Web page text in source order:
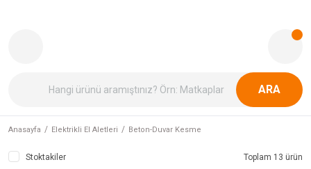
ARA
Anasayfa Elektrikli El Aletleri Beton-Duvar Kesme
Stoktakiler Toplam 13 ürün